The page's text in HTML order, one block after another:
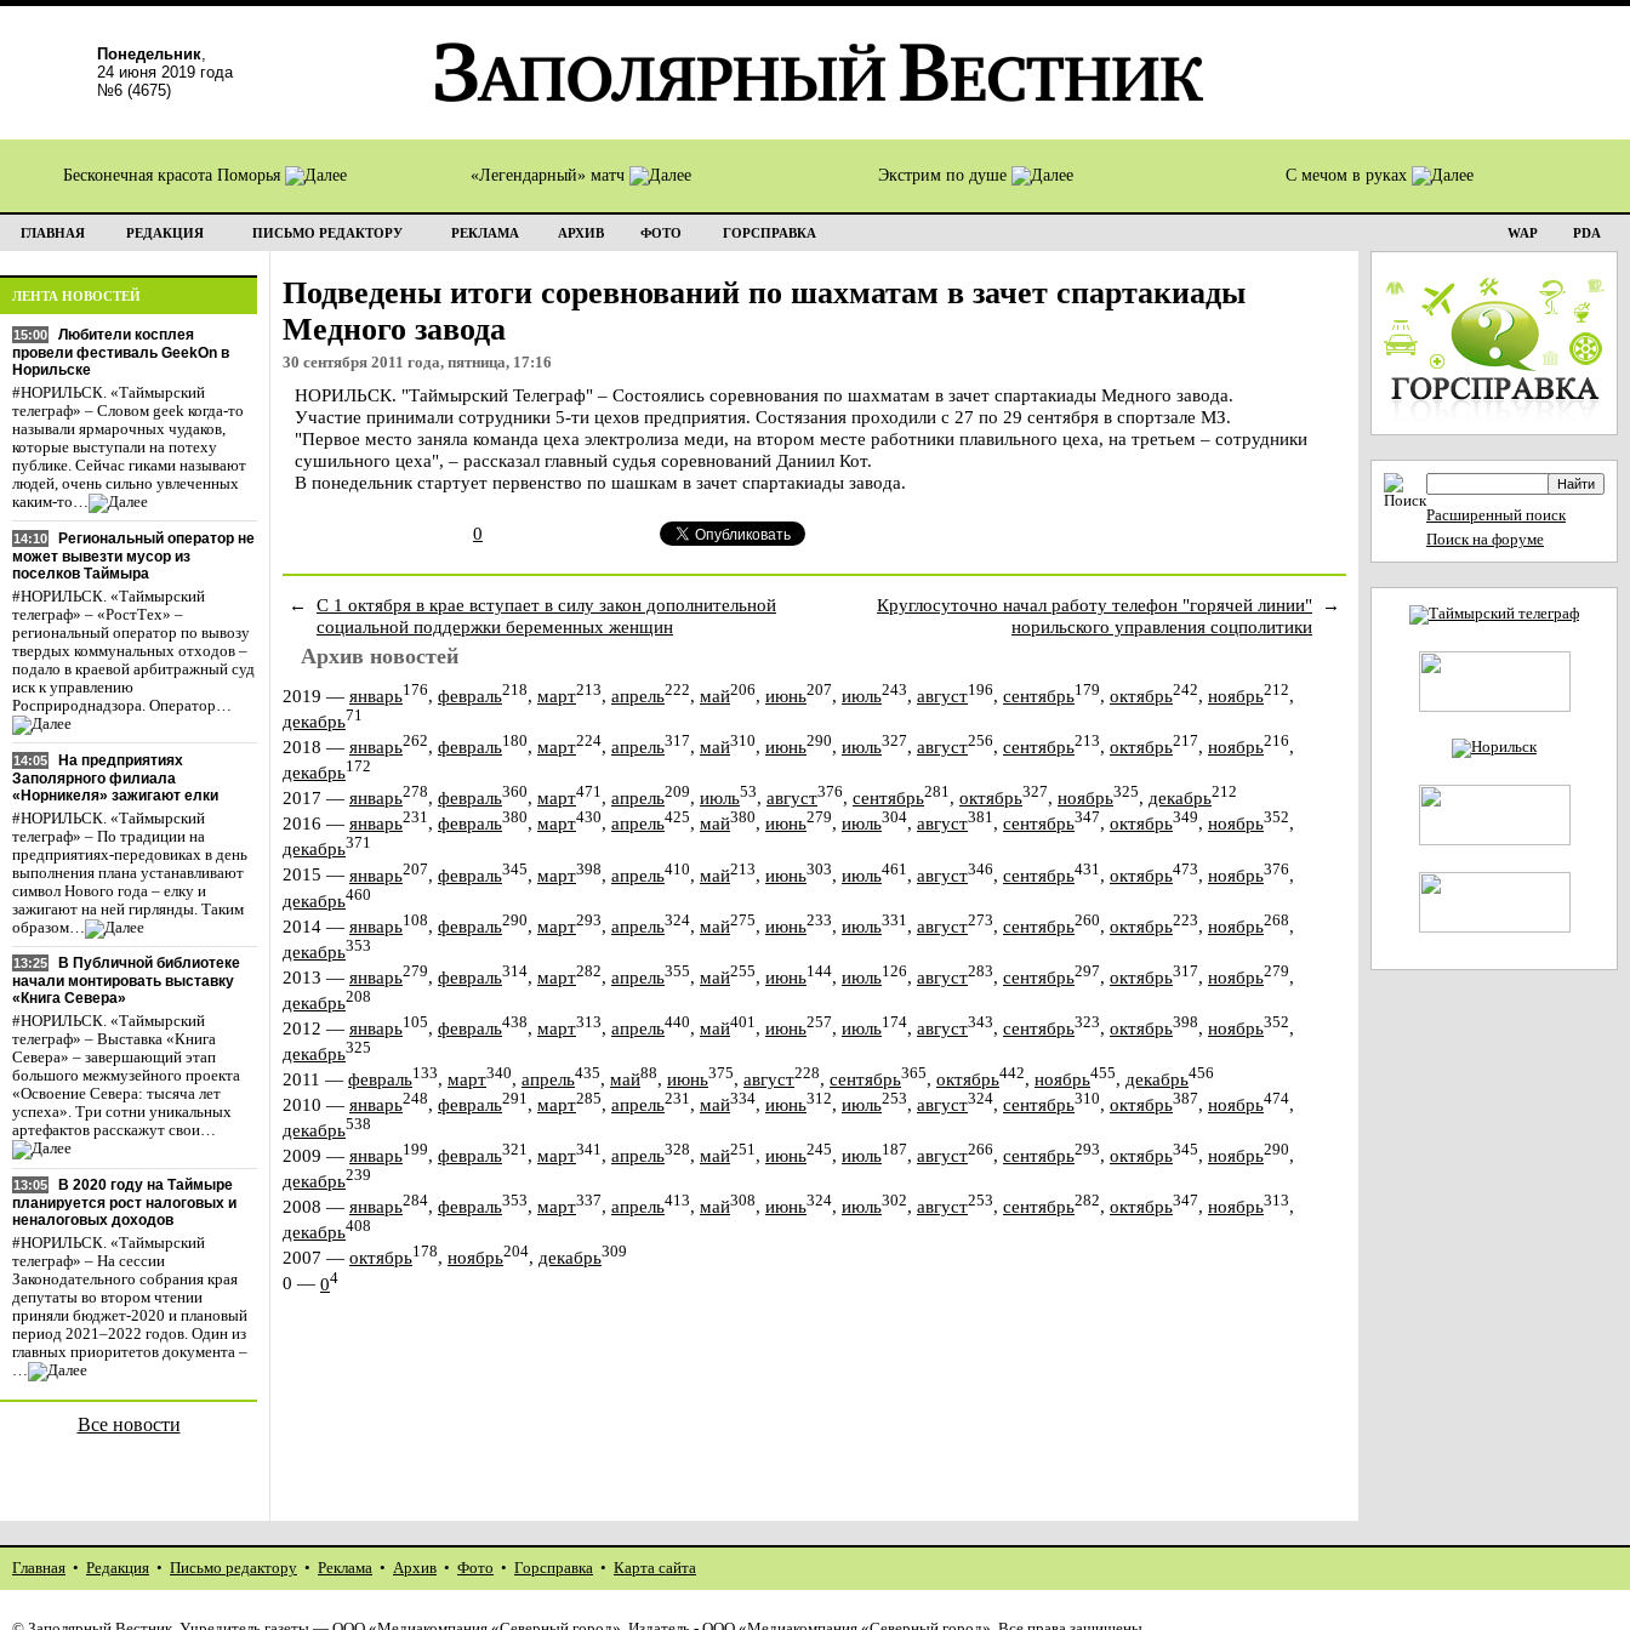
Понедельник,
24 июня 2019 года
№6 (4675)
Бесконечная красота Поморья «Легендарный» матч Экстрим по душе С мечом в руках
ГЛАВНАЯ РЕДАКЦИЯ ПИСЬМО РЕДАКТОРУ РЕКЛАМА АРХИВ ФОТО ГОРСПРАВКА WAP PDA
ЛЕНТА НОВОСТЕЙ
15:00
Любители косплея
провели фестиваль GeekOn в
Норильске
#НОРИЛЬСК. «Таймырский
телеграф» – Словом geek когда-то
называли ярмарочных чудаков,
которые выступали на потеху
публике. Сейчас гиками называют
людей, очень сильно увлеченных
каким-то…
14:10
Региональный оператор не
может вывезти мусор из
поселков Таймыра
#НОРИЛЬСК. «Таймырский
телеграф» – «РостТех» –
региональный оператор по вывозу
твердых коммунальных отходов –
подало в краевой арбитражный суд
иск к управлению
Росприроднадзора. Оператор…
14:05
На предприятиях
Заполярного филиала
«Норникеля» зажигают елки
#НОРИЛЬСК. «Таймырский
телеграф» – По традиции на
предприятиях-передовиках в день
выполнения плана устанавливают
символ Нового года – елку и
зажигают на ней гирлянды. Таким
образом…
13:25
В Публичной библиотеке
начали монтировать выставку
«Книга Севера»
#НОРИЛЬСК. «Таймырский
телеграф» – Выставка «Книга
Севера» – завершающий этап
большого межмузейного проекта
«Освоение Севера: тысяча лет
успеха». Три сотни уникальных
артефактов расскажут свои…
13:05
В 2020 году на Таймыре
планируется рост налоговых и
неналоговых доходов
#НОРИЛЬСК. «Таймырский
телеграф» – На сессии
Законодательного собрания края
депутаты во втором чтении
приняли бюджет-2020 и плановый
период 2021–2022 годов. Один из
главных приоритетов документа –
…
Все новости
Подведены итоги соревнований по шахматам в зачет спартакиады
Медного завода
30 сентября 2011 года, пятница, 17:16
НОРИЛЬСК. "Таймырский Телеграф" – Состоялись соревнования по шахматам в зачет спартакиады Медного завода.
Участие принимали сотрудники 5-ти цехов предприятия. Состязания проходили с 27 по 29 сентября в спортзале МЗ.
"Первое место заняла команда цеха электролиза меди, на втором месте работники плавильного цеха, на третьем – сотрудники
сушильного цеха", – рассказал главный судья соревнований Даниил Кот.
В понедельник стартует первенство по шашкам в зачет спартакиады завода.
0
←
С 1 октября в крае вступает в силу закон дополнительной
социальной поддержки беременных женщин
Круглосуточно начал работу телефон "горячей линии"
норильского управления соцполитики
→
Архив новостей
2019 — январь176, февраль218, март213, апрель222, май206, июнь207, июль243, август196, сентябрь179, октябрь242, ноябрь212,
декабрь71
2018 — январь262, февраль180, март224, апрель317, май310, июнь290, июль327, август256, сентябрь213, октябрь217, ноябрь216,
декабрь172
2017 — январь278, февраль360, март471, апрель209, июль53, август376, сентябрь281, октябрь327, ноябрь325, декабрь212
2016 — январь231, февраль380, март430, апрель425, май380, июнь279, июль304, август381, сентябрь347, октябрь349, ноябрь352,
декабрь371
2015 — январь207, февраль345, март398, апрель410, май213, июнь303, июль461 , август346, сентябрь431 , октябрь473, ноябрь376,
декабрь460
2014 — январь108, февраль290, март293, апрель324, май275, июнь233, июль331 , август273, сентябрь260, октябрь223, ноябрь268,
декабрь353
2013 — январь279, февраль314, март282, апрель355, май255, июнь144, июль126, август283, сентябрь297, октябрь317, ноябрь279,
декабрь208
2012 — январь105, февраль438, март313, апрель440, май401, июнь257, июль174, август343, сентябрь323, октябрь398, ноябрь352,
декабрь325
2011 — февраль133, март340, апрель435, май88, июнь375, август228, сентябрь365, октябрь442, ноябрь455, декабрь456
2010 — январь248, февраль291, март285, апрель231, май334, июнь312, июль253, август324, сентябрь310, октябрь387, ноябрь474,
декабрь538
2009 — январь199, февраль321, март341, апрель328, май251, июнь245, июль187, август266, сентябрь293, октябрь345, ноябрь290,
декабрь239
2008 — январь284, февраль353, март337, апрель413, май308, июнь324, июль302, август253, сентябрь282, октябрь347, ноябрь313,
декабрь408
2007 — октябрь178, ноябрь204, декабрь309
0 — 04
Расширенный поиск
Поиск на форуме
Главная • Редакция • Письмо редактору • Реклама • Архив • Фото • Горсправка • Карта сайта